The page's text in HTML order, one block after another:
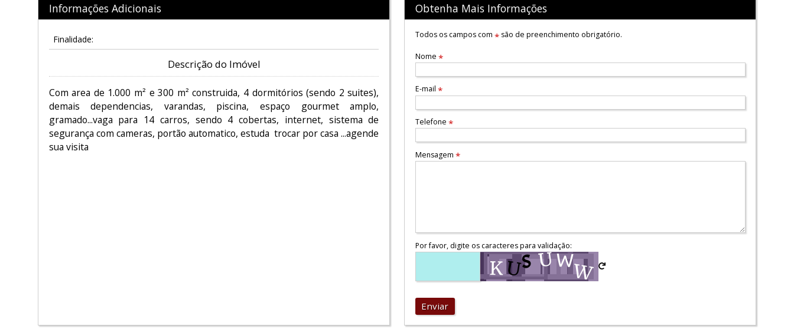
Informações Adicionais
Finalidade:
Descrição do Imóvel
Com area de 1.000 m² e 300 m² construida, 4 dormitórios (sendo 2 suites),
demais dependencias, varandas, piscina, espaço gourmet amplo,
gramado...vaga para 14 carros, sendo 4 cobertas, internet, sistema de
segurança com cameras, portão automatico, estuda trocar por casa ...agende
sua visita
Obtenha Mais Informações
Todos os campos com *são de preenchimento obrigatório.
Nome *
E-mail *
Telefone *
Mensagem *
Por favor, digite os caracteres para validação:
Enviar